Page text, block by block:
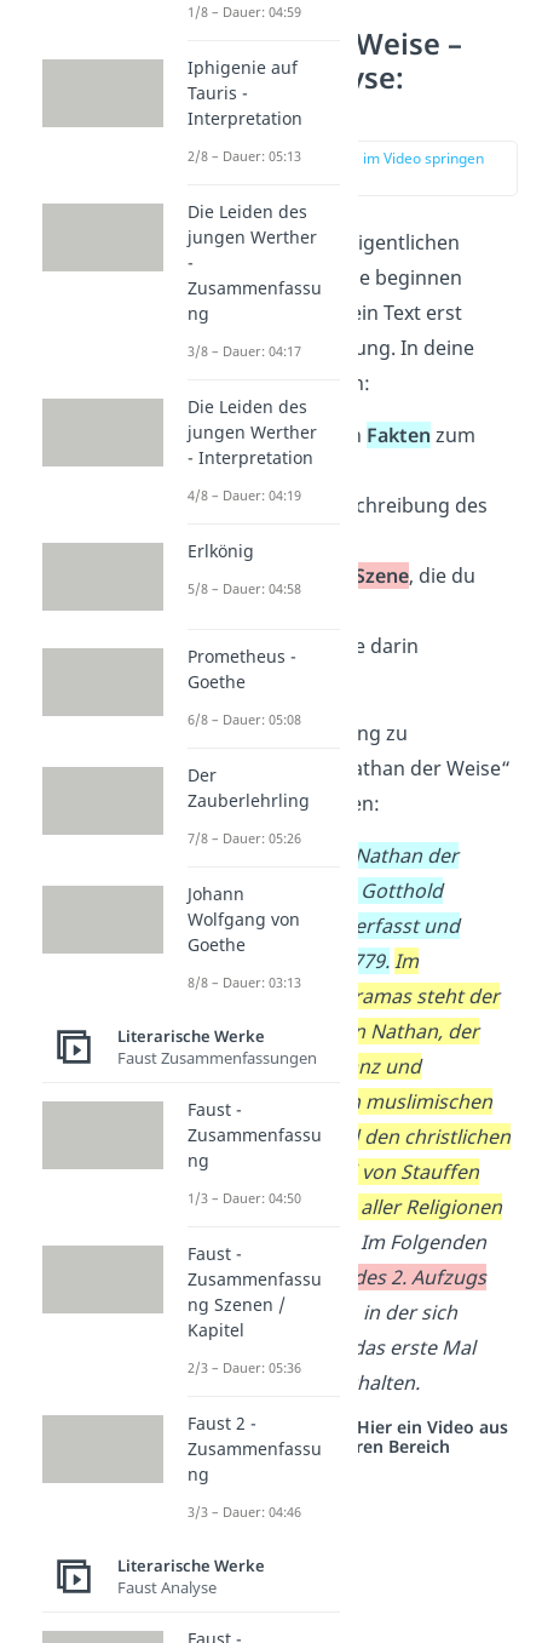
Nathan der Weise –
Szenenanalyse:
Einleitung
zur Stelle im Video springen
Bevor du mit der eigentlichen
Analyse einer Szene beginnen
kannst, braucht dein Text erst
einmal eine Einleitung. In deine
Einleitung gehören:
die wichtigsten Fakten zum
Drama
eine kurze Beschreibung des
Inhalts
Szene, die du
die
, die darin
vorkommen
Eine kurze Einleitung zu
Szenenanalyse „Nathan der Weise“
könnte so aussehen:
Das Ideendrama „Nathan der
Weise“ wurde von Gotthold
Ephraim Lessing verfasst und
erschien im Jahr 1779. Im
Mittelpunkt des Dramas steht der
jüdische Kaufmann Nathan, der
durch seine Toleranz und
Großzügigkeit den muslimischen
Sultan Saladin und den christlichen
Tempelherrn Curd von Stauffen
von der Gleichheit aller Religionen
überzeugen kann.
Im Folgenden
soll der5. Auftritt des 2. Aufzugs
analysiert werden, in der sich
Nathan und Curd
das erste Mal
miteinander unterhalten.
Studyflix vernetzt: Hier ein Video aus
einem anderen Bereich
1/8 – Dauer: 04:59
Iphigenie auf
Tauris -
Interpretation
2/8 – Dauer: 05:13
Die Leiden des
jungen Werther
-
Zusammenfassu
ng
3/8 – Dauer: 04:17
Die Leiden des
jungen Werther
- Interpretation
4/8 – Dauer: 04:19
Erlkönig
5/8 – Dauer: 04:58
Prometheus -
Goethe
6/8 – Dauer: 05:08
Der
Zauberlehrling
7/8 – Dauer: 05:26
Johann
Wolfgang von
Goethe
8/8 – Dauer: 03:13
Literarische Werke
Faust Zusammenfassungen
Faust -
Zusammenfassu
ng
1/3 – Dauer: 04:50
Faust -
Zusammenfassu
ng Szenen /
Kapitel
2/3 – Dauer: 05:36
Faust 2 -
Zusammenfassu
ng
3/3 – Dauer: 04:46
Literarische Werke
Faust Analyse